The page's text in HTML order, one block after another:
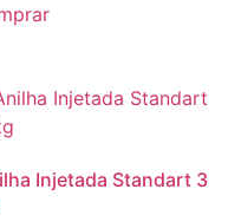
Injetada Standart 3